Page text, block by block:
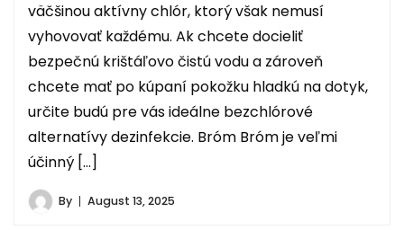
väčšinou aktívny chlór, ktorý však nemusí
vyhovovať každému. Ak chcete docieliť
bezpečnú krištáľovo čistú vodu a zároveň
chcete mať po kúpaní pokožku hladkú na dotyk,
určite budú pre vás ideálne bezchlórové
alternatívy dezinfekcie. Bróm Bróm je veľmi
účinný […]
By August 13, 2025